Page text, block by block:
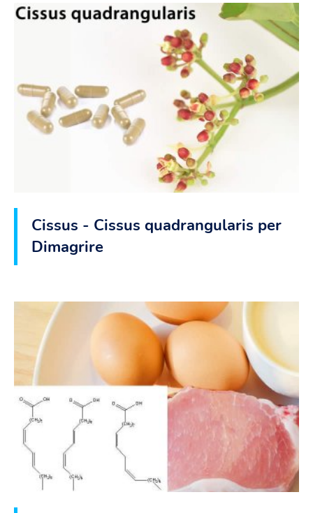
Cissus - Cissus quadrangularis per
Dimagrire